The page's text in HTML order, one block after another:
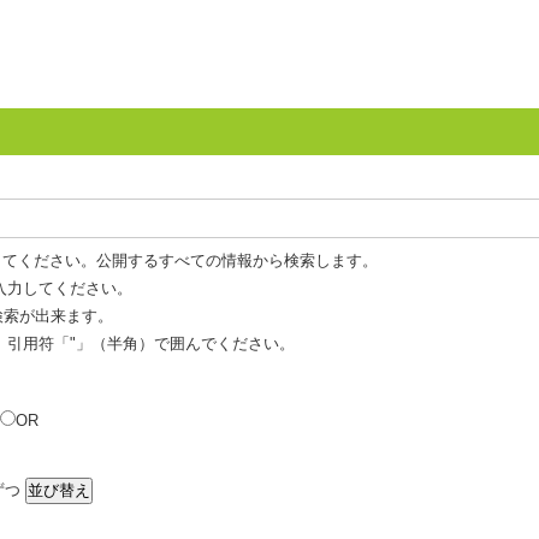
ください。公開するすべての情報から検索します。
してください。
が出来ます。
用符「"」（半角）で囲んでください。
OR